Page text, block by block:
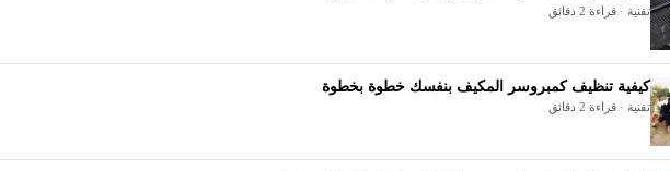
تقنية · قراءة 2 دقائق
كيفية تنظيف كمبروسر المكيف بنفسك خطوة بخطوة
تقنية · قراءة 2 دقائق